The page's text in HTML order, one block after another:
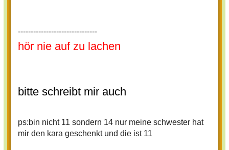
-------------------------------
hör nie auf zu lachen
bitte schreibt mir auch
ps:bin nicht 11 sondern 14 nur meine schwester hat
mir den kara geschenkt und die ist 11